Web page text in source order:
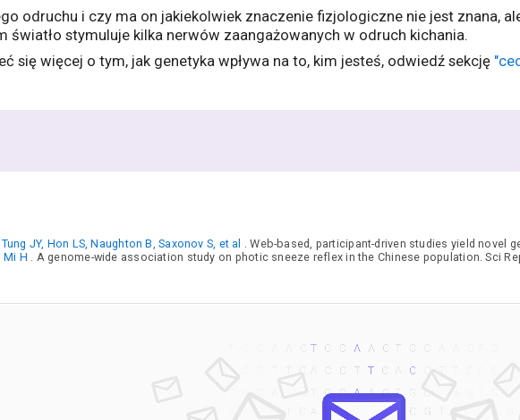
odruchu i czy ma on jakiekolwiek znaczenie fizjologiczne nie jest znana,
światło stymuluje kilka nerwów zaangażowanych w odruch kichania.
się więcej o tym, jak genetyka wpływa na to, kim jesteś, odwiedź sekcję
JY, Hon LS, Naughton B, Saxonov S, et al
. Web-based, participant-driven studies yield novel
Mi H . A genome-wide association study on photic sneeze reflex in the Chinese population. Sci